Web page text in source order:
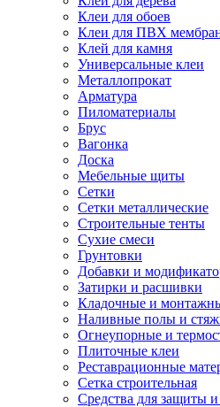
Клеи для обоев
Клеи для ПВХ
Клей для камня
Универсальные клеи
Металлопрокат
Арматура
Пиломатериалы
Брус
Вагонка
Доска
Мебельные щиты
Сетки
Сетки металлические
Строительные тенты
Сухие смеси
Грунтовки
Добавки и
Затирки и расшивки
Кладочные и
Наливные полы и
Огнеупорные и
Плиточные клеи
Реставрационные
Сетка строительная
Средства для защиты